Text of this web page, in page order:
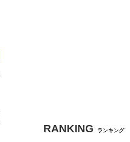
RANKING ランキング